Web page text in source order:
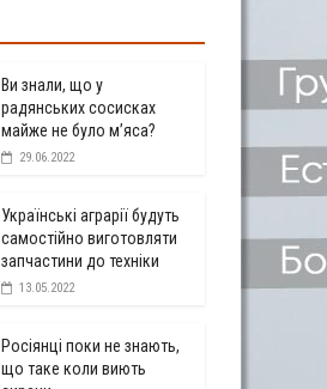
Ви знали, що у
радянських сосисках
майже не було м’яса?
29.06.2022
Українські аграрії будуть
самостійно виготовляти
запчастини до техніки
13.05.2022
Росіянці поки не знають,
що таке коли виють